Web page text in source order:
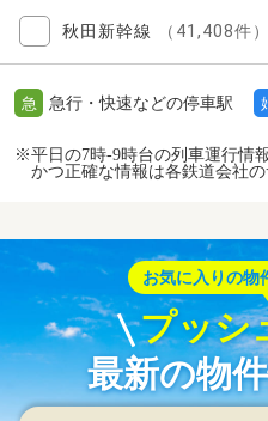
秋田新幹線 （41,408件）
急 急行・快速などの停車駅
※平日の7時-9時台の列車運行情
かつ正確な情報は各鉄道会社
お気に入りの物
プッシ
最新の物